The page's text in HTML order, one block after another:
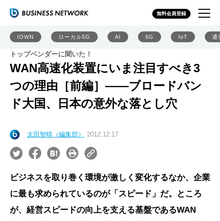
無料会員登録
IOWN ローカル5G AI 6G IoT 通
トップベンダーに聞いた！
WAN高速化装置にいま注目すべき3
つの理由［前編］――ブロードバン
ド大国、日本の意外な落とし穴
太田智晴（編集部） 2012.12.17
ビジネスを取り巻く環境が激しく変化するなか、企業
に最も求められているのが「スピード」だ。ところ
が、経営スピードの向上を支える基盤であるWAN